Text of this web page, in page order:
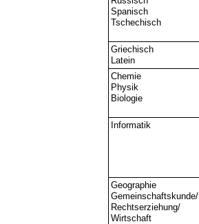
Spanisch
Tschechisch
Griechisch
Latein
Chemie
Physik
Biologie
Informatik
Geographie
Gemeinschaftskunde/
Rechtserziehung/
Wirtschaft